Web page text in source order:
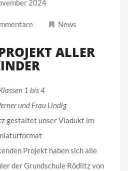
2024
News
ALLER
1 bis 4
und Frau Lindig
gestaltet unser Viadukt im
Projekt haben sich alle
der Grundschule Rödlitz von